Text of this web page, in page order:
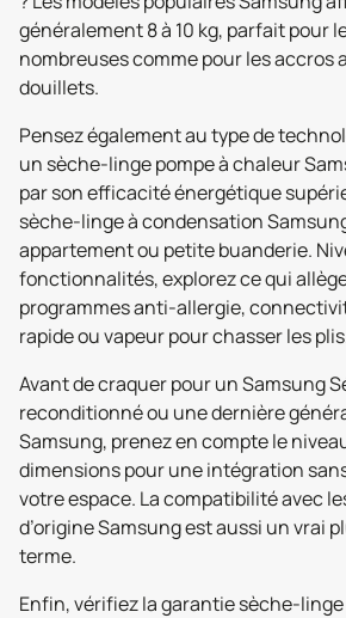
généralement 8 à 10 kg, parfait pour
nombreuses comme pour les accros
douillets.
Pensez également au type de
un sèche-linge pompe à chaleur
par son efficacité énergétique
sèche-linge à condensation
appartement ou petite buanderie.
fonctionnalités, explorez ce qui
programmes anti-allergie,
rapide ou vapeur pour chasser les
Avant de craquer pour un Samsung
reconditionné ou une dernière
Samsung, prenez en compte le
dimensions pour une intégration
votre espace. La compatibilité avec
d’origine Samsung est aussi un vrai
terme.
Enfin, vérifiez la garantie sèche-